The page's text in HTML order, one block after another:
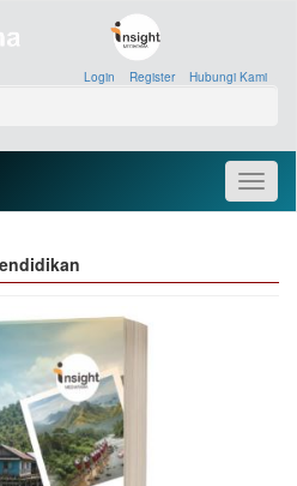
Login Register» Hubungi Kami